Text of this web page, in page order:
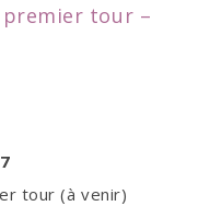
premier tour –
tour (à venir)